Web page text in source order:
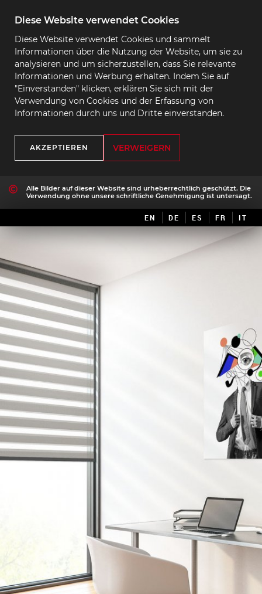
Diese Website verwendet Cookies
Diese Website verwendet Cookies und sammelt
Informationen über die Nutzung der Website, um sie zu
analysieren und um sicherzustellen, dass Sie relevante
Informationen und Werbung erhalten. Indem Sie auf
"Einverstanden" klicken, erklären Sie sich mit der
Verwendung von Cookies und der Erfassung von
Informationen durch uns und Dritte einverstanden.
AKZEPTIEREN VERWEIGERN
Alle Bilder auf dieser Website sind urheberrechtlich geschützt. Die
Verwendung ohne unsere schriftliche Genehmigung ist untersagt.
EN DE ES FR IT